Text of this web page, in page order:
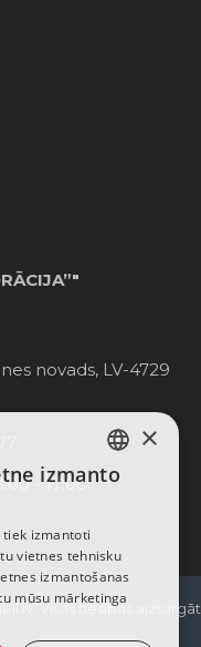
novads, LV-4729
- 17:00
Visas tiesības
LATVIAN
ENGLISH
×
izmanto
izmantoti
vietnes tehnisku
izmantošanas
mūsu mārketinga